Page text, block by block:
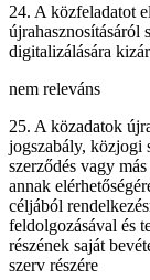
24. A közfeladatot
újrahasznosításáról
digitalizálására
nem releváns
25. A közadatok
jogszabály, közjogi
szerződés vagy
annak
céljából
feldolgozásával és
részének saját
szerv részére